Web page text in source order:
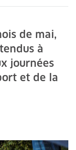
de mai,
à
journées
et de la